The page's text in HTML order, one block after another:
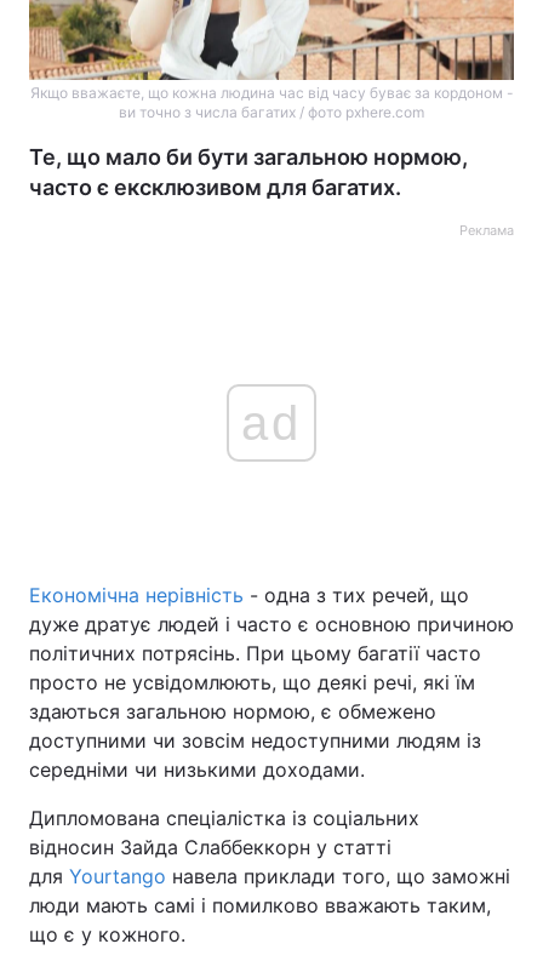
Якщо вважаєте, що кожна людина час від часу буває за кордоном -
ви точно з числа багатих / фото pxhere.com
Те, що мало би бути загальною нормою,
часто є ексклюзивом для багатих.
Реклама
ad
Економічна нерівність - одна з тих речей, що
дуже дратує людей і часто є основною причиною
політичних потрясінь. При цьому багатії часто
просто не усвідомлюють, що деякі речі, які їм
здаються загальною нормою, є обмежено
доступними чи зовсім недоступними людям із
середніми чи низькими доходами.
Дипломована спеціалістка із соціальних
відносин Зайда Слаббеккорн у статті
для Yourtango навела приклади того, що заможні
люди мають самі і помилково вважають таким,
що є у кожного.